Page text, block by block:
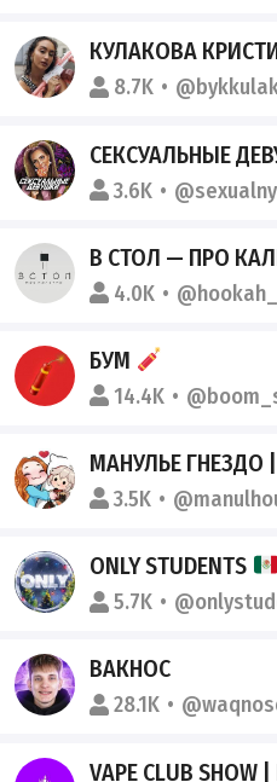
КУЛАКОВА
8.7K
СЕКСУАЛЬНЫЕ
3.6K
В СТОЛ — ПРО
4.0K
БУМ
14.4K
МАНУЛЬЕ ГНЕЗДО |
3.5K
ONLY STUDENTS
5.7K
ВАКНОС
28.1K
VAPE CLUB SHOW